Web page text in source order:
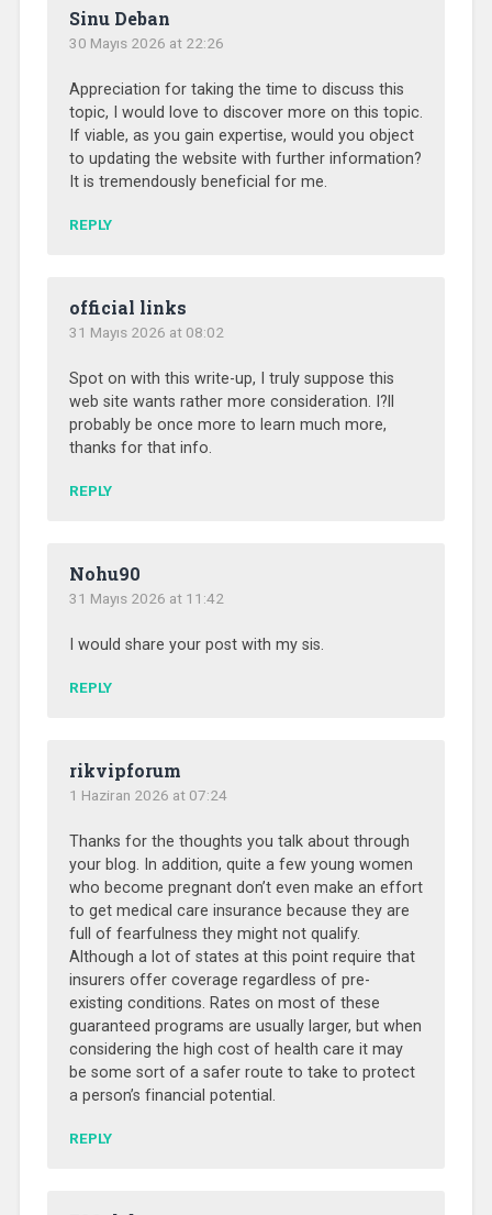
Sinu Deban
30 Mayıs 2026 at 22:26
Appreciation for taking the time to discuss this
topic, I would love to discover more on this topic.
If viable, as you gain expertise, would you object
to updating the website with further information?
It is tremendously beneficial for me.
REPLY
official links
31 Mayıs 2026 at 08:02
Spot on with this write-up, I truly suppose this
web site wants rather more consideration. I?ll
probably be once more to learn much more,
thanks for that info.
REPLY
Nohu90
31 Mayıs 2026 at 11:42
I would share your post with my sis.
REPLY
rikvipforum
1 Haziran 2026 at 07:24
Thanks for the thoughts you talk about through
your blog. In addition, quite a few young women
who become pregnant don’t even make an effort
to get medical care insurance because they are
full of fearfulness they might not qualify.
Although a lot of states at this point require that
insurers offer coverage regardless of pre-
existing conditions. Rates on most of these
guaranteed programs are usually larger, but when
considering the high cost of health care it may
be some sort of a safer route to take to protect
a person’s financial potential.
REPLY